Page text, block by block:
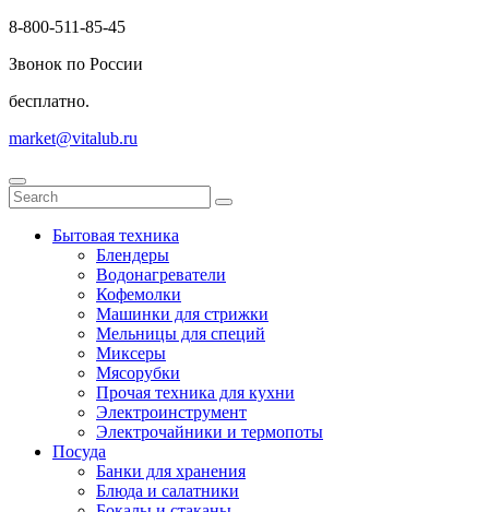
8-800-511-85-45
Звонок по России
бесплатно.
market@vitalub.ru
Бытовая техника
Блендеры
Водонагреватели
Кофемолки
Машинки для стрижки
Мельницы для специй
Миксеры
Мясорубки
Прочая техника для кухни
Электроинструмент
Электрочайники и термопоты
Посуда
Банки для хранения
Блюда и салатники